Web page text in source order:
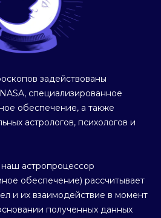
задействованы
специализированное
обеспечение, а также
астрологов, психологов и
астропроцессор
обеспечение) рассчитывает
и их взаимодействие в момент
полученных данных